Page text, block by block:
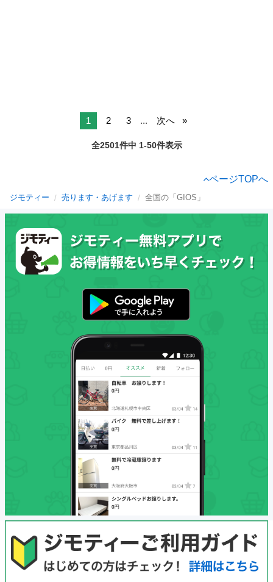
1 2 3 ... 次へ
全2501件中 1-50件表示
ページTOPへ
ジモティー 売ります・あげます 全国の「GIOS」